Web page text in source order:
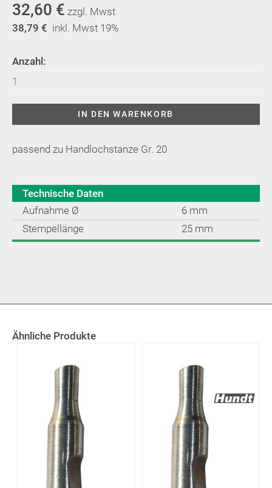
32,60 € zzgl. Mwst
38,79 € inkl. Mwst 19%
Anzahl:
Stempel
mm
20
IN DEN WARENKORB
passend zu Handlochstanze Gr. 20
Technische Daten
Aufnahme Ø
6 mm
Stempellänge
25 mm
Ähnliche Produkte